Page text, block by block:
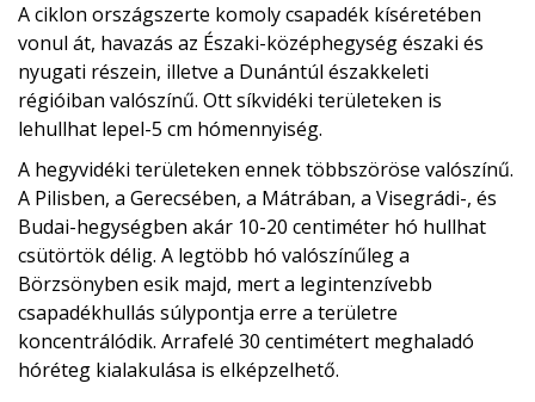
A ciklon országszerte komoly csapadék kíséretében
vonul át, havazás az Északi-középhegység északi és
nyugati részein, illetve a Dunántúl északkeleti
régióiban valószínű. Ott síkvidéki területeken is
lehullhat lepel-5 cm hómennyiség.
A hegyvidéki területeken ennek többszöröse valószínű.
A Pilisben, a Gerecsében, a Mátrában, a Visegrádi-, és
Budai-hegységben akár 10-20 centiméter hó hullhat
csütörtök délig. A legtöbb hó valószínűleg a
Börzsönyben esik majd, mert a legintenzívebb
csapadékhullás súlypontja erre a területre
koncentrálódik. Arrafelé 30 centimétert meghaladó
hóréteg kialakulása is elképzelhető.